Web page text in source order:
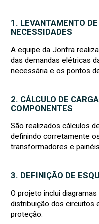
1. LEVANTAMENTO
NECESSIDADES
A equipe da Jonfra
das demandas elétricas
necessária e os pontos
2. CÁLCULO DE
COMPONENTES
São realizados cálculos
definindo corretamente
transformadores e
3. DEFINIÇÃO DE
O projeto inclui
distribuição dos circuitos
proteção.